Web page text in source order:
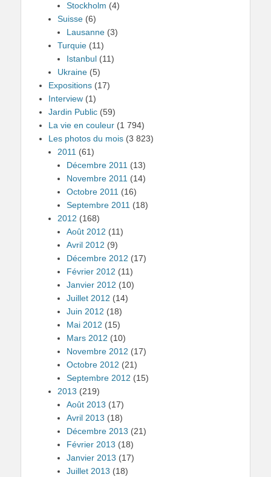
Stockholm (4)
Suisse (6)
Lausanne (3)
Turquie (11)
Istanbul (11)
Ukraine (5)
Expositions (17)
Interview (1)
Jardin Public (59)
La vie en couleur (1 794)
Les photos du mois (3 823)
2011 (61)
Décembre 2011 (13)
Novembre 2011 (14)
Octobre 2011 (16)
Septembre 2011 (18)
2012 (168)
Août 2012 (11)
Avril 2012 (9)
Décembre 2012 (17)
Février 2012 (11)
Janvier 2012 (10)
Juillet 2012 (14)
Juin 2012 (18)
Mai 2012 (15)
Mars 2012 (10)
Novembre 2012 (17)
Octobre 2012 (21)
Septembre 2012 (15)
2013 (219)
Août 2013 (17)
Avril 2013 (18)
Décembre 2013 (21)
Février 2013 (18)
Janvier 2013 (17)
Juillet 2013 (18)